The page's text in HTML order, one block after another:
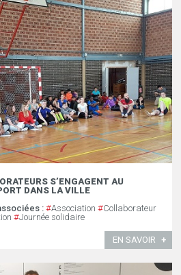
S’ENGAGENT AU
DANS LA VILLE
: #Association #Collaborateur
#Journée solidaire
EN SAVOIR